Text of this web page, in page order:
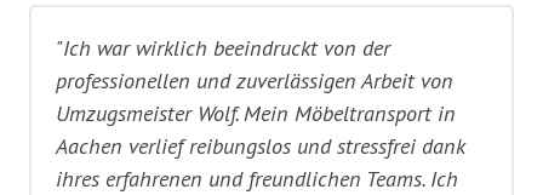
"Ich war wirklich beeindruckt von der
professionellen und zuverlässigen Arbeit von
Umzugsmeister Wolf. Mein Möbeltransport in
Aachen verlief reibungslos und stressfrei dank
ihres erfahrenen und freundlichen Teams. Ich